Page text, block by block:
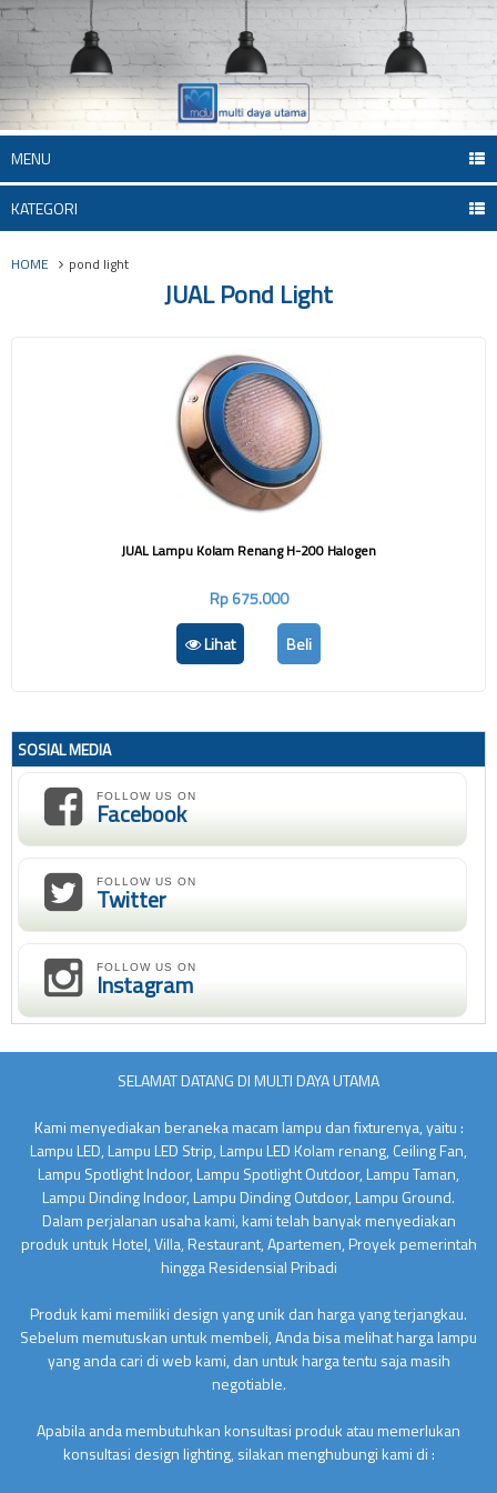
MENU
KATEGORI
HOME pond light
JUAL Pond Light
JUAL Lampu Kolam Renang H-200 Halogen
Rp 675.000
Lihat
Beli
SOSIAL MEDIA
FOLLOW US ON
Facebook
FOLLOW US ON
Twitter
FOLLOW US ON
Instagram
SELAMAT DATANG DI MULTI DAYA UTAMA
Kami menyediakan beraneka macam lampu dan fixturenya, yaitu :
Lampu LED, Lampu LED Strip, Lampu LED Kolam renang, Ceiling Fan,
Lampu Spotlight Indoor, Lampu Spotlight Outdoor, Lampu Taman,
Lampu Dinding Indoor, Lampu Dinding Outdoor, Lampu Ground.
Dalam perjalanan usaha kami, kami telah banyak menyediakan
produk untuk Hotel, Villa, Restaurant, Apartemen, Proyek pemerintah
hingga Residensial Pribadi
Produk kami memiliki design yang unik dan harga yang terjangkau.
Sebelum memutuskan untuk membeli, Anda bisa melihat harga lampu
yang anda cari di web kami, dan untuk harga tentu saja masih
negotiable.
Apabila anda membutuhkan konsultasi produk atau memerlukan
konsultasi design lighting, silakan menghubungi kami di :